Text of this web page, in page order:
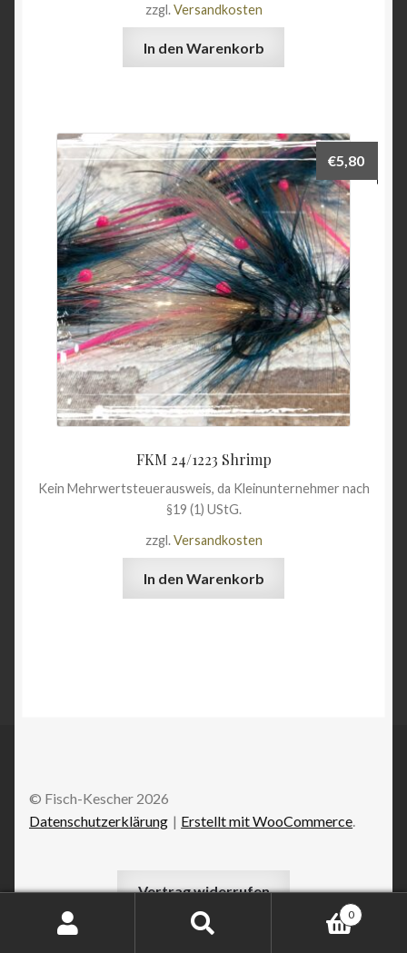
zzgl.Versandkosten
In den Warenkorb
FKM 24/1223 Shrimp
€5,80
Kein Mehrwertsteuerausweis, da Kleinunternehmer nach
§19 (1) UStG.
zzgl.Versandkosten
In den Warenkorb
© Fisch-Kescher 2026
Datenschutzerklärung
Erstellt mit WooCommerce.
Vertrag widerrufen
0